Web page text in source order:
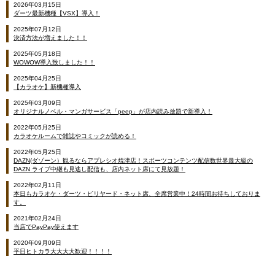
2026年03月15日
ダーツ最新機種【VSX】導入！
2025年07月12日
決済方法が増えました！！
2025年05月18日
WOWOW導入致しました！！
2025年04月25日
【カラオケ】新機種導入
2025年03月09日
オリジナルノベル・マンガサービス「peep」が店内読み放題で新導入！
2022年05月25日
カラオケルームで雑誌やコミックが読める！
2022年05月25日
DAZN(ダゾーン）観るならアプレシオ焼津店！スポーツコンテンツ配信数世界最大級の
DAZN ライブ中継も見逃し配信も、店内ネット席にて見放題！
2022年02月11日
本日もカラオケ・ダーツ・ビリヤード・ネット席、全席営業中！24時間お待ちしておりま
す。
2021年02月24日
当店でPayPay使えます
2020年09月09日
平日ヒトカラ大大大大歓迎！！！！